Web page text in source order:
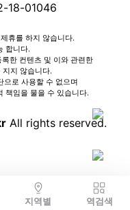
지역별
역검색
18-01046
휴를 하지 않습니다.
합니다.
한 컨텐츠 및 이와 관련한
지지 않습니다.
으로 사용할 수 없으며
책임을 물을 수 있습니다.
All rights reserved.